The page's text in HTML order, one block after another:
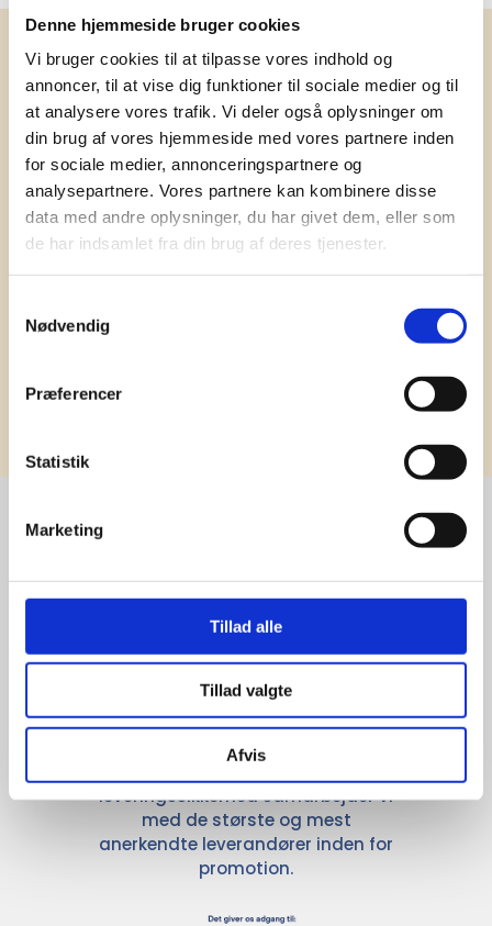
Denne hjemmeside bruger cookies
Vi bruger cookies til at tilpasse vores indhold og
annoncer, til at vise dig funktioner til sociale medier og til
at analysere vores trafik. Vi deler også oplysninger om
din brug af vores hjemmeside med vores partnere inden
for sociale medier, annonceringspartnere og
analysepartnere. Vores partnere kan kombinere disse
data med andre oplysninger, du har givet dem, eller som
de har indsamlet fra din brug af deres tjenester.
Nødvendig
Præferencer
Statistik
Marketing
Tillad alle
Tillad valgte
Afvis
Få vores nyhedsbrev med
information om tilbud, nye varer og
andet godt
Kæmpe udvalg i klassiske og nyskabende gaveidéer
til din virksomhed. Vi kan det der med firmagaver, og
har ydet god personlig service til en
konkurrencedygtig pris siden 1991.
Stærke
leverandører
giver større
udvalg
leveringssikkerhed samarbejder vi
med de største og mest
anerkendte leverandører inden for
promotion.